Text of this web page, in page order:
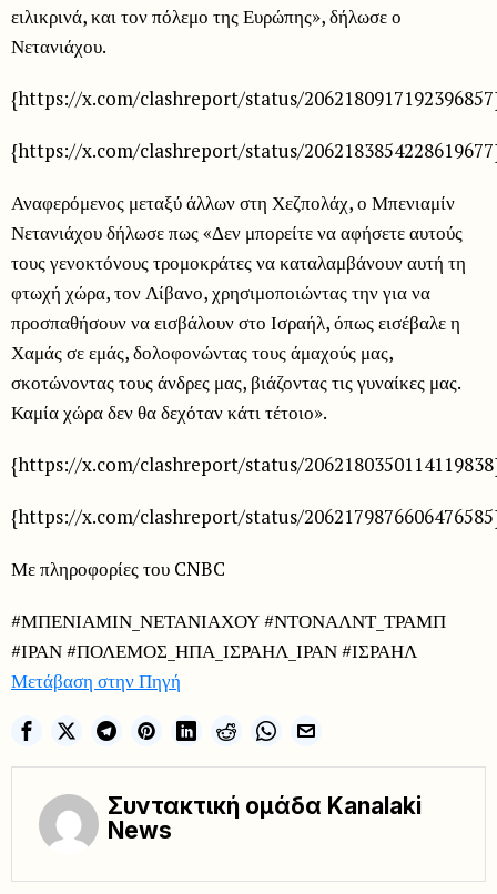
ειλικρινά, και τον πόλεμο της Ευρώπης», δήλωσε ο
Νετανιάχου.
{https://x.com/clashreport/status/
{https://x.com/clashreport/status/
Αναφερόμενος μεταξύ άλλων στη Χεζπολάχ, ο Μπενιαμίν
Νετανιάχου δήλωσε πως «Δεν μπορείτε να αφήσετε αυτούς
τους γενοκτόνους τρομοκράτες να καταλαμβάνουν αυτή τη
φτωχή χώρα, τον Λίβανο, χρησιμοποιώντας την για να
προσπαθήσουν να εισβάλουν στο Ισραήλ, όπως εισέβαλε η
Χαμάς σε εμάς, δολοφονώντας τους άμαχούς μας,
σκοτώνοντας τους άνδρες μας, βιάζοντας τις γυναίκες μας.
Καμία χώρα δεν θα δεχόταν κάτι τέτοιο».
{https://x.com/clashreport/status/
{https://x.com/clashreport/status/
Με πληροφορίες του CNBC
#ΜΠΕΝΙΑΜΙΝ_ΝΕΤΑΝΙΑΧΟΥ #ΝΤΟΝΑΛΝΤ_ΤΡΑΜΠ
#ΙΡΑΝ #ΠΟΛΕΜΟΣ_ΗΠΑ_ΙΣΡΑΗΛ_ΙΡΑΝ #ΙΣΡΑΗΛ
Μετάβαση στην Πηγή
Συντακτική ομάδα Kanalaki
News